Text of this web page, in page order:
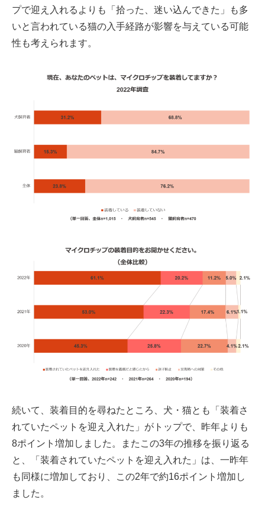
プで迎え入れるよりも「拾った、迷い込んできた」も多
いと言われている猫の入手経路が影響を与えている可能
性も考えられます。
続いて、装着目的を尋ねたところ、犬・猫とも「装着さ
れていたペットを迎え入れた」がトップで、昨年よりも
8ポイント増加しました。またこの3年の推移を振り返る
と、「装着されていたペットを迎え入れた」は、一昨年
も同様に増加しており、この2年で約16ポイント増加し
ました。